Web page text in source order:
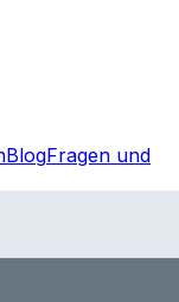
BlogFragen und